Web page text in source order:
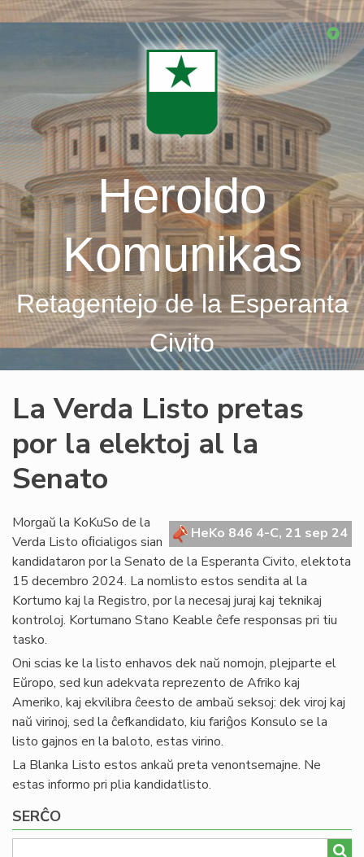
Skip
Heroldo
Komunikas
Retagentejo de la Esperanta
Civito
La Verda Listo pretas
por la elektoj al la
Senato
HeKo 846 4-C, 21 sep 24
Morgaŭ la KoKuSo de la
Verda Listo oﬁcialigos sian
kandidataron por la Senato de la Esperanta Civito, elektota
15 decembro 2024. La nomlisto estos sendita al la
Kortumo kaj la Registro, por la necesaj juraj kaj teknikaj
kontroloj. Kortumano Stano Keable ĉefe responsas pri tiu
tasko.
Oni scias ke la listo enhavos dek naŭ nomojn, plejparte el
Eŭropo, sed kun adekvata reprezento de Afriko kaj
Ameriko, kaj ekvilibra ĉeesto de ambaŭ seksoj: dek viroj kaj
naŭ virinoj, sed la ĉefkandidato, kiu fariĝos Konsulo se la
listo gajnos en la baloto, estas virino.
La Blanka Listo estos ankaŭ preta venontsemajne. Ne
estas informo pri plia kandidatlisto.
SERĈO